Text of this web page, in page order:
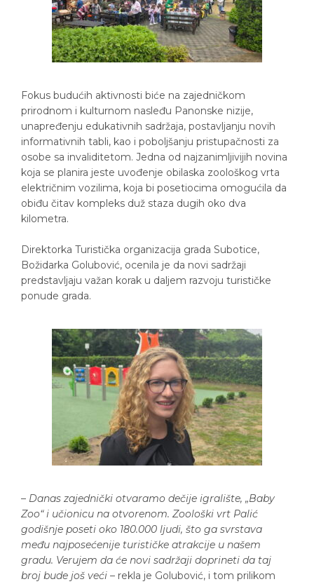
Fokus budućih aktivnosti biće na zajedničkom
prirodnom i kulturnom nasleđu Panonske nizije,
unapređenju edukativnih sadržaja, postavljanju novih
informativnih tabli, kao i poboljšanju pristupačnosti za
osobe sa invaliditetom. Jedna od najzanimljivijih novina
koja se planira jeste uvođenje obilaska zoološkog vrta
električnim vozilima, koja bi posetiocima omogućila da
obiđu čitav kompleks duž staza dugih oko dva
kilometra.
Direktorka Turistička organizacija grada Subotice,
Božidarka Golubović, ocenila je da novi sadržaji
predstavljaju važan korak u daljem razvoju turističke
ponude grada.
– Danas zajednički otvaramo dečije igralište, „Baby
Zoo“ i učionicu na otvorenom. Zoološki vrt Palić
godišnje poseti oko 180.000 ljudi, što ga svrstava
među najposećenije turističke atrakcije u našem
gradu. Verujem da će novi sadržaji doprineti da taj
broj bude još veći – rekla je Golubović, i tom prilikom